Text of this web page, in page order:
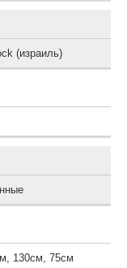
(израиль)
130см 75см